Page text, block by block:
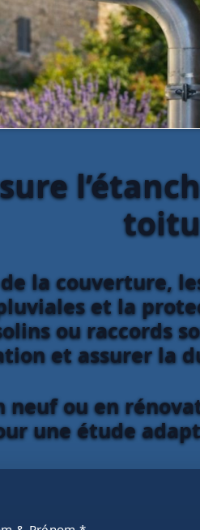
la couverture,
et la
ou raccords
et assurer la
neuf ou en
une étude